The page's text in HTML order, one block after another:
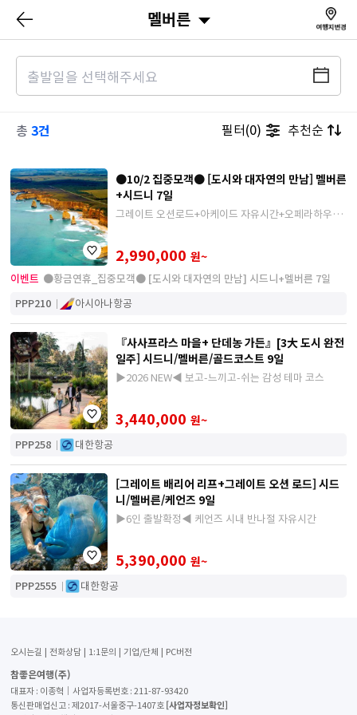
멜버른
총 3건 추천순
필터(0)
●10/2 집중모객● [도시와 대자연의 만남] 멜버른
+시드니 7일
그레이트 오션로드+아케이드 자유시간+오페라하우스
2,990,000 원~
이벤트 ●황금연휴_집중모객● [도시와 대자연의 만남] 시드니+멜버른 7일
PPP210
아시아나항공
『사사프라스 마을+ 단데농 가든』[3大 도시 완전
일주] 시드니/멜버른/골드코스트 9일
▶2026 NEW◀ 보고-느끼고-쉬는 감성 테마 코스
3,440,000 원~
PPP258 대한항공
[그레이트 배리어 리프+그레이트 오션 로드] 시드
니/멜버른/케언즈 9일
▶6인 출발확정◀ 케언즈 시내 반나절 자유시간
5,390,000 원~
PPP2555 대한항공
오시는길 전화상담 1:1문의 기업/단체 PC버전
참좋은여행(주)
대표자 : 이종혁│사업자등록번호 : 211-87-93420
통신판매업신고 : 제2017-서울중구-1407호 [사업자정보확인]